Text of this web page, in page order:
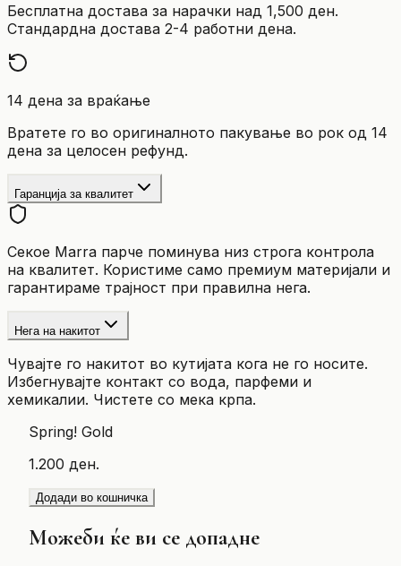
Бесплатна достава за нарачки над 1,500 ден.
Стандардна достава 2-4 работни дена.
14 дена за враќање
Вратете го во оригиналното пакување во рок од 14
дена за целосен рефунд.
Гаранција за квалитет
Секое Marra парче поминува низ строга контрола
на квалитет. Користиме само премиум материјали и
гарантираме трајност при правилна нега.
Нега на накитот
Чувајте го накитот во кутијата кога не го носите.
Избегнувајте контакт со вода, парфеми и
хемикалии. Чистете со мека крпа.
Spring! Gold
1.200 ден.
Додади во кошничка
Можеби ќе ви се допадне